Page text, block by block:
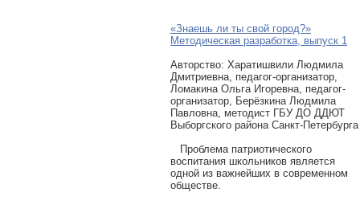
«Знаешь ли ты свой город?»
Методическая разработка, выпуск 1
Авторcтво: Харатишвили Людмила
Дмитриевна, педагог-организатор,
Ломакина Ольга Игоревна, педагог-
организатор, Берёзкина Людмила
Павловна, методист ГБУ ДО ДДЮТ
Выборгского района Санкт-Петербурга
Проблема патриотического
воспитания школьников является
одной из важнейших в современном
обществе.